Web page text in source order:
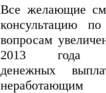
Все желающие
консультацию
вопросам
2013 года
денежных